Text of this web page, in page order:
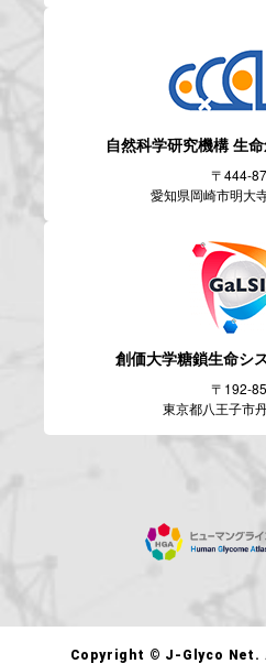
自然科学研究機構生
〒444-
愛知県岡崎市明大
創価大学糖鎖生命シ
〒192-
東京都八王子市
Copyright © J-Glyco Net.